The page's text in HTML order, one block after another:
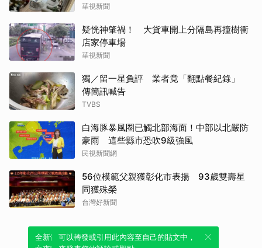
華視新聞
疑恍神肇禍！ 大貨車開上分隔島再撞樹衝
店家停車場
華視新聞
獨／留一星負評 業者竟「翻點餐紀錄」
傳簡訊喊告
TVBS
白海豚暴風圈已觸北部海面！中部以北嚴防
豪雨 這些縣市恐吹9級強風
民視新聞網
56位模範父親獲彰化市表揚 93歲雙壽星
同獲殊榮
台灣好新聞
全新體驗！一鍵引用此內容，透過發布貼
可以轉發或引用此內容至自己的貼文中，